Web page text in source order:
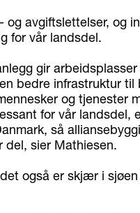
avgiftslettelser, og
for vår landsdel.
gir
bedre infrastruktur til
og tjenester
for vår landsdel,
så
sier Mathiesen.
også er skjær i